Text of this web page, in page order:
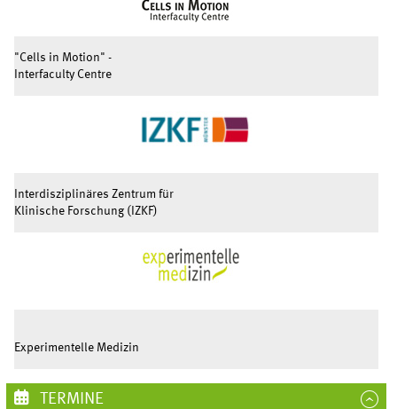
"Cells in Motion" -
Interfaculty Centre
Interdisziplinäres Zentrum für
Klinische Forschung (IZKF)
Experimentelle Medizin
TERMINE